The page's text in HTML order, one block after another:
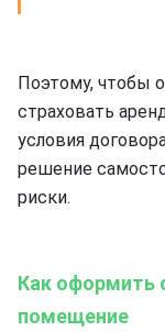
Поэтому, чтобы
страховать
условия
решение
риски.
Как оформить
помещение